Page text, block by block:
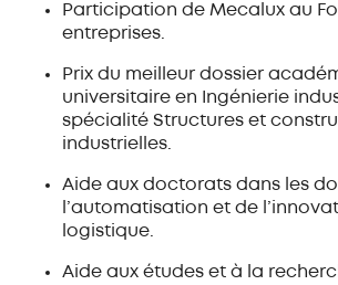
Participation de Mecalux au
entreprises.
Prix du meilleur dossier
universitaire en Ingénierie
spécialité Structures et
industrielles.
Aide aux doctorats dans les
l’automatisation et de
logistique.
Aide aux études et à la